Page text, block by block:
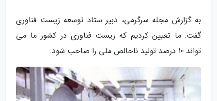
به گزارش مجله سرگرمی، دبیر ستاد توسعه زیست فناوری
گفت: ما تعیین کردیم که زیست فناوری در کشور ما می
تواند 10 درصد تولید ناخالص ملی را صاحب شود.